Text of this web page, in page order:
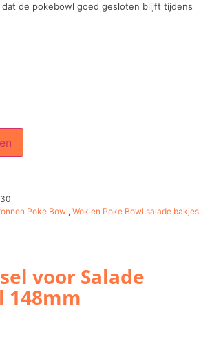
de pokebowl goed gesloten blijft tijdens
Poke Bowl, Wok en Poke Bowl salade bakjes
voor Salade
148mm